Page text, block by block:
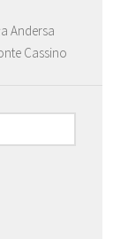
Andersa
Cassino